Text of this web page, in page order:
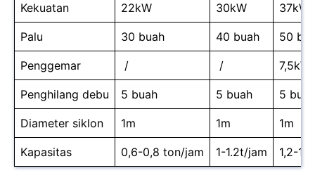
Kekuatan 22kW 30kW 37kW
Palu 30 buah 40 buah 50
Penggemar / / 7,5kW
Penghilang debu 5 buah 5 buah 5 buah
Diameter siklon 1m 1m 1m
Kapasitas 0,6-0,8 ton/jam 1-1.2t/jam 1,2-